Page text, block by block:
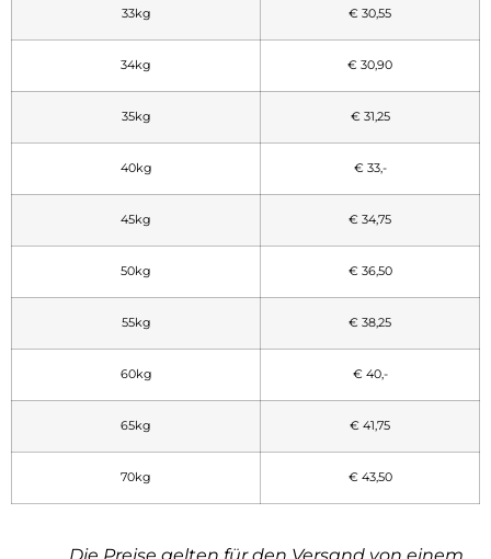
33kg € 30,55
34kg € 30,90
35kg € 31,25
40kg € 33,-
45kg € 34,75
50kg € 36,50
55kg € 38,25
60kg € 40,-
65kg € 41,75
70kg € 43,50